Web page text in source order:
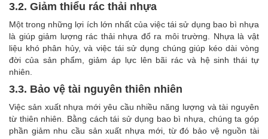
3.2. Giảm thiểu rác thải nhựa
Một trong những lợi ích lớn nhất của việc tái sử dụng bao bì nhựa
là giúp giảm lượng rác thải nhựa đổ ra môi trường. Nhựa là vật
liệu khó phân hủy, và việc tái sử dụng chúng giúp kéo dài vòng
đời của sản phẩm, giảm áp lực lên bãi rác và hệ sinh thái tự
nhiên.
3.3. Bảo vệ tài nguyên thiên nhiên
Việc sản xuất nhựa mới yêu cầu nhiều năng lượng và tài nguyên
từ thiên nhiên. Bằng cách tái sử dụng bao bì nhựa, chúng ta góp
phần giảm nhu cầu sản xuất nhựa mới, từ đó bảo vệ nguồn tài